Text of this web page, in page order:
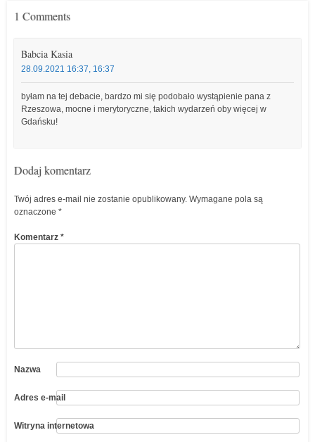
1 Comments
Babcia Kasia
28.09.2021 16:37, 16:37
byłam na tej debacie, bardzo mi się podobało wystąpienie pana z
Rzeszowa, mocne i merytoryczne, takich wydarzeń oby więcej w
Gdańsku!
Dodaj komentarz
Twój adres e-mail nie zostanie opublikowany. Wymagane pola są
oznaczone *
Komentarz *
Nazwa
Adres e-mail
Witryna internetowa